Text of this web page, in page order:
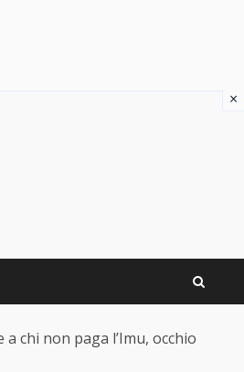
a chi non paga l’Imu, occhio
×